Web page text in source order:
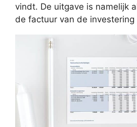
vindt. De uitgave is namelijk
de factuur van de